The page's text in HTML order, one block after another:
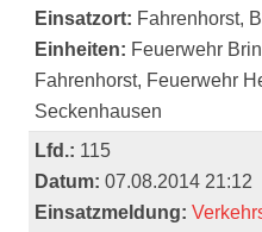
Einsatzort: Fahrenhorst,
Einheiten: Feuerwehr
Fahrenhorst, Feuerwehr
Seckenhausen
Lfd.: 115
Datum: 07.08.2014 21:12
Einsatzmeldung: